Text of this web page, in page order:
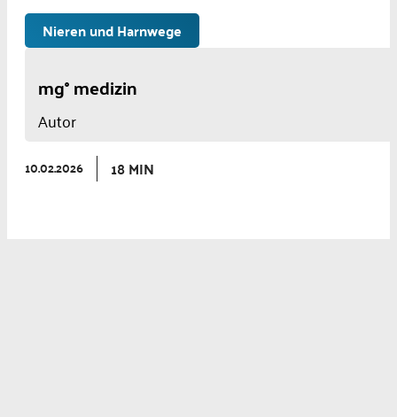
Nieren und Harnwege
mg° medizin
Autor
10.02.2026 18 MIN